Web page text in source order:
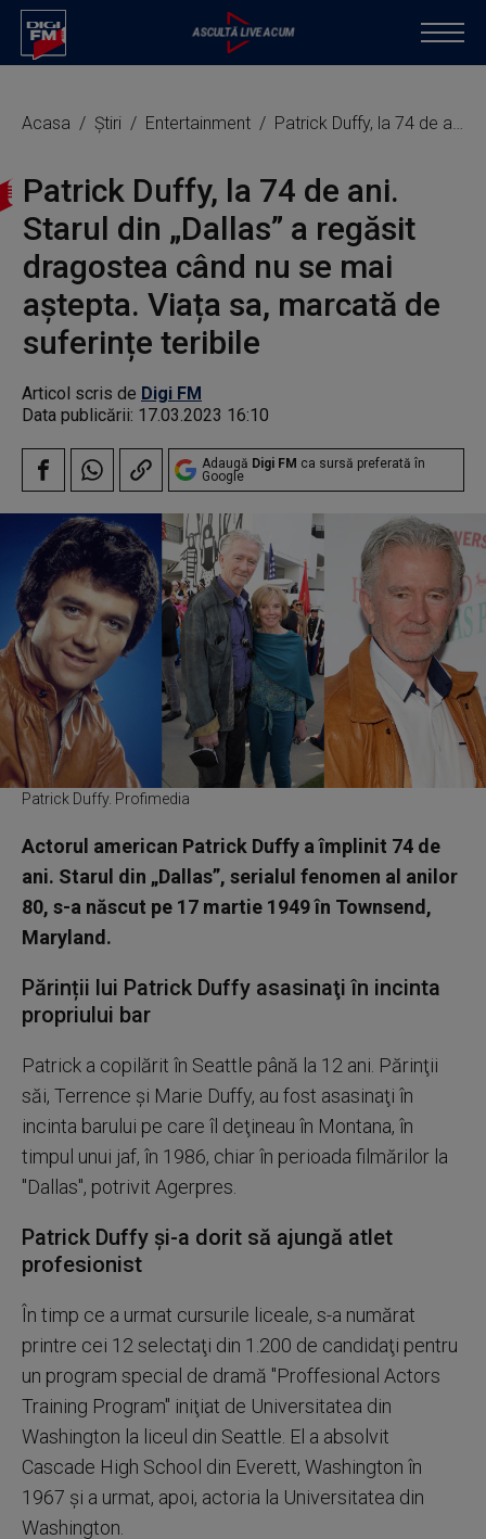
Acasa Știri Entertainment Patrick Duffy, la 74 de ani. Starul din „Dallas” a regăsit dragostea când nu se mai aștepta. Viața sa, marcată de suferințe teribile
Patrick Duffy, la 74 de ani.
Starul din „Dallas” a regăsit
dragostea când nu se mai
aștepta. Viața sa, marcată de
suferințe teribile
Articol scris de Digi FM
Data publicării: 17.03.2023 16:10
Adaugă Digi FM ca sursă preferată în
Google
Patrick Duffy. Profimedia
Actorul american Patrick Duffy a împlinit 74 de
ani. Starul din „Dallas”, serialul fenomen al anilor
80, s-a născut pe 17 martie 1949 în Townsend,
Maryland.
Părinții lui Patrick Duffy asasinaţi în incinta
propriului bar
Patrick a copilărit în Seattle până la 12 ani. Părinţii
săi, Terrence şi Marie Duffy, au fost asasinaţi în
incinta barului pe care îl deţineau în Montana, în
timpul unui jaf, în 1986, chiar în perioada filmărilor la
"Dallas", potrivit Agerpres.
Patrick Duffy şi-a dorit să ajungă atlet
profesionist
În timp ce a urmat cursurile liceale, s-a numărat
printre cei 12 selectaţi din 1.200 de candidaţi pentru
un program special de dramă "Proffesional Actors
Training Program" iniţiat de Universitatea din
Washington la liceul din Seattle. El a absolvit
Cascade High School din Everett, Washington în
1967 şi a urmat, apoi, actoria la Universitatea din
Washington.